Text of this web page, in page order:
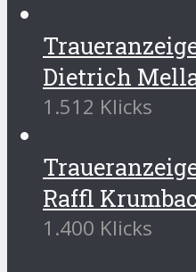
Dietrich
1.512 Klicks
Raffl
1.400 Klicks